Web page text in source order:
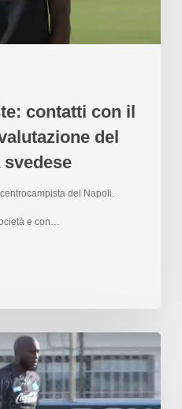
contatti con il
del
del Napoli.
e con…